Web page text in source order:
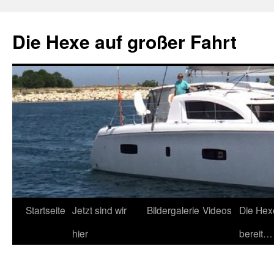
springen
Die Hexe auf großer Fahrt
Startseite Jetzt sind wir
hier
Bildergalerie Videos
Die
bereit…